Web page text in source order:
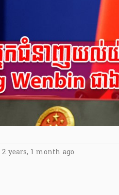
2 years, 1 month ago